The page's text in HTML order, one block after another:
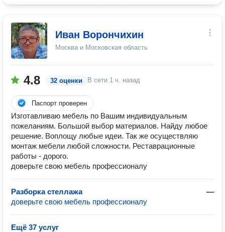
Иван Ворончихин
Москва и Московская область
4.8 32 оценки В сети 1 ч. назад
Паспорт проверен
Изготавливаю мебель по Вашим индивидуальным
пожеланиям. Большой выбор материалов. Найду любое
решение. Воплощу любые идеи. Так же осуществляю
монтаж мебели любой сложности. Реставрационные
работы - дорого.
доверьте свою мебель профессионалу
Разборка стеллажа
—
доверьте свою мебель профессионалу
Ещё 37 услуг